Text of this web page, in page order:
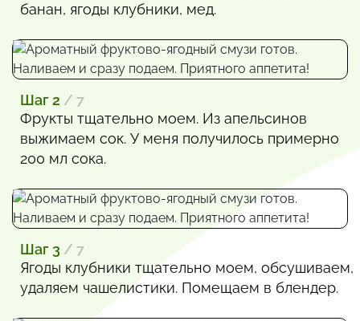
банан, ягоды клубники, мед.
Шаг 2 / 7
Фрукты тщательно моем. Из апельсинов
выжимаем сок. У меня получилось примерно
200 мл сока.
Шаг 3 / 7
Ягоды клубники тщательно моем, обсушиваем,
удаляем чашелистики. Помещаем в блендер.